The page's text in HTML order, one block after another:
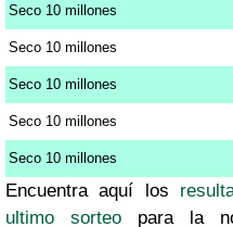
Seco 10 millones
Seco 10 millones
Seco 10 millones
Seco 10 millones
Seco 10 millones
Encuentra aquí los
ultimo sorteopara la